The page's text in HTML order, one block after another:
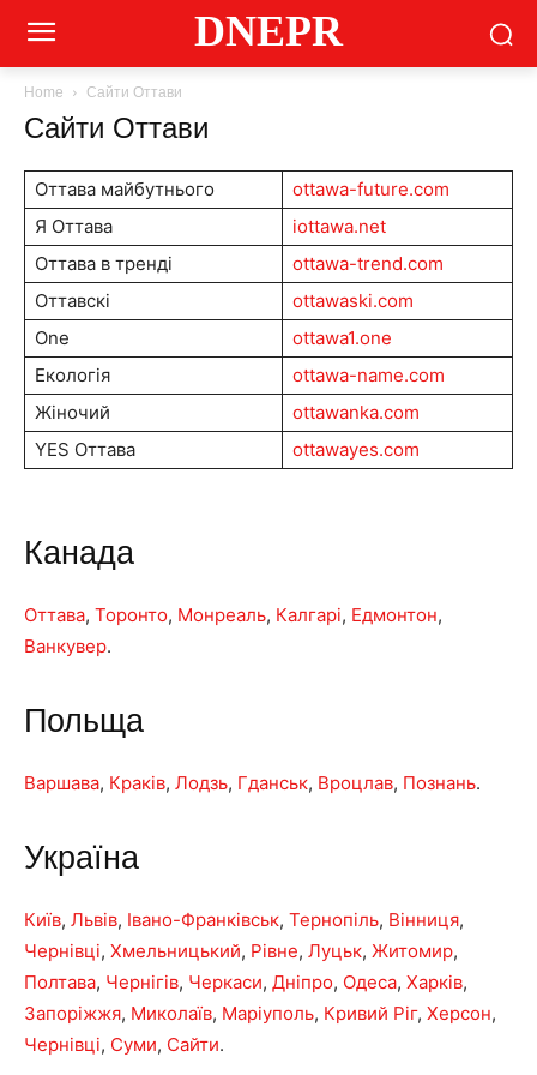
DNEPR
Home Сайти Оттави
Сайти Оттави
Оттава майбутнього
ottawa-future.com
Я Оттава
iottawa.net
Оттава в тренді
ottawa-trend.com
Оттавскі
ottawaski.com
One
ottawa1.one
Екологія
ottawa-name.com
Жіночий
ottawanka.com
YES Оттава
ottawayes.com
Канада
Оттава, Торонто, Монреаль, Калгарі, Едмонтон,
Ванкувер.
Польща
Варшава, Краків, Лодзь, Гданськ, Вроцлав, Познань.
Україна
Київ, Львів, Івано-Франківськ, Тернопіль, Вінниця,
Чернівці, Хмельницький, Рівне, Луцьк, Житомир,
Полтава, Чернігів, Черкаси, Дніпро, Одеса, Харків,
Запоріжжя, Миколаїв, Маріуполь, Кривий Ріг, Херсон,
Чернівці, Суми, Сайти.